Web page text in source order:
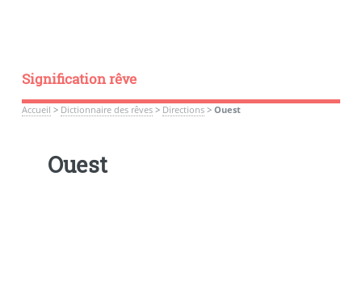
Signification rêve
Accueil > Dictionnaire des rêves> Directions> Ouest
Ouest